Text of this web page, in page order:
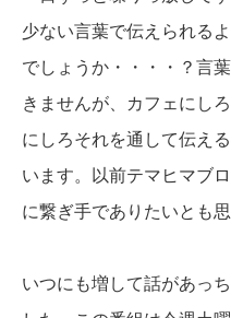
少ない言葉で伝えられる
でしょ うか・・・・？言
きませんが、カフェにし
にしろそれを通して伝え
います。 以前テマヒマブ
に繋ぎ手でありたいとも思
いつにも増して話があっ